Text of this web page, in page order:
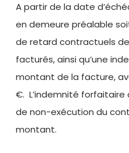
A partir de la date
en demeure préalable
de retard contractuels de
facturés, ainsi qu’une
montant de la facture,
€. L’indemnité forfaitaire
de non-exécution du
montant.